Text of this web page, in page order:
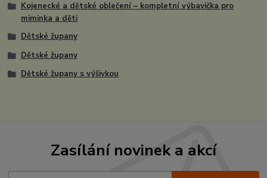
Kojenecké a dětské oblečení – kompletní výbavička pro
miminka a děti
Dětské župany
Dětské župany
Dětské župany s výšivkou
Zasílání novinek a akcí